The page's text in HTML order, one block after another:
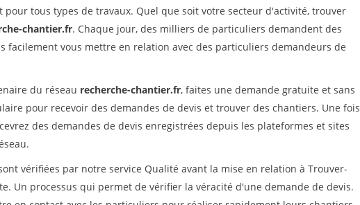
pour tous types de travaux. Quel que soit votre secteur d'activité, trouver
chantier.fr. Chaque jour, des milliers de particuliers demandent des
facilement vous mettre en relation avec des particuliers demandeurs de
du réseau recherche-chantier.fr, faites une demande gratuite et sans
pour recevoir des demandes de devis et trouver des chantiers. Une fois
des demandes de devis enregistrées depuis les plateformes et sites
vérifiées par notre service Qualité avant la mise en relation à Trouver-
Un processus qui permet de vérifier la véracité d'une demande de devis.